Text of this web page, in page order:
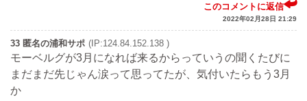
このコメントに返信
2022年02月28日 21:29
33 匿名の浦和サポ (IP:124.84.152.138 )
モーベルグが3月になれば来るからっていうの聞くたびに
まだまだ先じゃん涙って思ってたが、気付いたらもう3月
か